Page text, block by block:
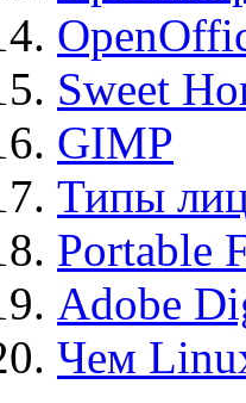
Sweet
GIMP
Типы
Portable
Adobe
Чем